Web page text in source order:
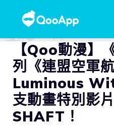
【Qoo動漫】
列《連盟空軍
Luminous
支動畫特別影
SHAFT！